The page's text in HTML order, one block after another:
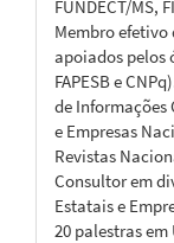
FUNDECT/MS,
Membro efetivo
apoiados pelos
FAPESB e
de Informações
e Empresas
Revistas
Consultor em
Estatais e
20 palestras em